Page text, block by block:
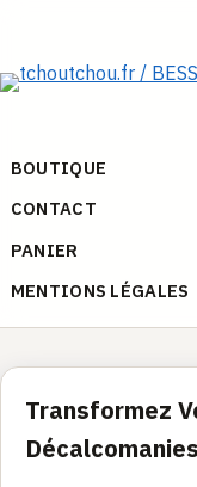
contenu
BOUTIQUE
CONTACT
PANIER
MENTIONS LÉGALES
Transformez
Décalcomanies